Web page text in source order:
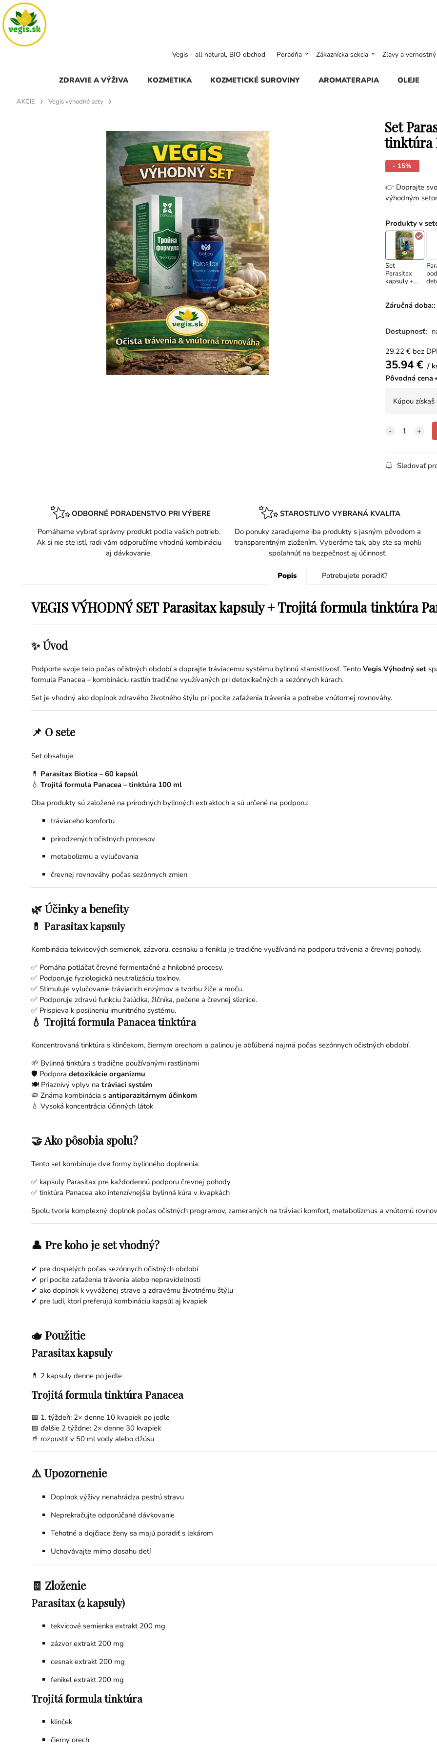
ZDRAVIE A VÝŽIVA KOZMETIKA KOZMETICKÉ SUROVINY AROMATERAPIA OLEJE
Vegis - all natural, BIO obchod Poradňa Zákaznícka sekcia Zľavy a
AKCIE Vegis výhodné sety
Set
tinktúra
- 15%
👉 Doprajte
výhodným
Produkty v
Set
Parasitax
kapsuly +
tinktúra
Záručná doba::
Dostupnosť:
29.22 € bez
35.94€
Pôvodná cena
Kúpou získaš
Sledovať
ODBORNÉ PORADENSTVO PRI VÝBERE
Pomáhame vybrať správny produkt podľa vašich potrieb.
Ak si nie ste istí, radi vám odporučíme vhodnú kombináciu
aj dávkovanie.
STAROSTLIVO VYBRANÁ KVALITA
Do ponuky zaraďujeme iba produkty s jasným pôvodom a
transparentným zložením. Vyberáme tak, aby ste sa mohli
spoľahnúť na bezpečnosť aj účinnosť.
Popis Potrebujete poradiť?
VEGIS VÝHODNÝ SET Parasitax kapsuly + Trojitá formula tinktúra
✨ Úvod
Podporte svoje telo počas očistných období a doprajte tráviacemu systému bylinnú starostlivosť. Tento Vegis Výhodný set
formula Panacea – kombináciu rastlín tradične využívaných pri detoxikačných a sezónnych kúrach.
Set je vhodný ako doplnok zdravého životného štýlu pri pocite zaťaženia trávenia a potrebe vnútornej rovnováhy.
📌 O sete
Set obsahuje:
💊 Parasitax Biotica – 60 kapsúl
💧 Trojitá formula Panacea – tinktúra 100 ml
Oba produkty sú založené na prírodných bylinných extraktoch a sú určené na podporu:
tráviaceho komfortu
prirodzených očistných procesov
metabolizmu a vylučovania
črevnej rovnováhy počas sezónnych zmien
🌿 Účinky a benefity
💊 Parasitax kapsuly
Kombinácia tekvicových semienok, zázvoru, cesnaku a feniklu je tradične využívaná na podporu trávenia a črevnej pohody.
✅ Pomáha potláčať črevné fermentačné a hnilobné procesy.
✅ Podporuje fyziologickú neutralizáciu toxínov.
✅ Stimuluje vylučovanie tráviacich enzýmov a tvorbu žlče a moču.
✅ Podporuje zdravú funkciu žalúdka, žlčníka, pečene a črevnej sliznice.
✅ Prispieva k posilneniu imunitného systému.
💧 Trojitá formula Panacea tinktúra
Koncentrovaná tinktúra s klinčekom, čiernym orechom a palinou je obľúbená najmä počas sezónnych očistných období.
🌱 Bylinná tinktúra s tradične používanými rastlinami
🛡️ Podpora detoxikácie organizmu
🍽️ Priaznivý vplyv na tráviaci systém
🦠 Známa kombinácia s antiparazitárnym účinkom
💧 Vysoká koncentrácia účinných látok
🤝 Ako pôsobia spolu?
Tento set kombinuje dve formy bylinného doplnenia:
✅ kapsuly Parasitax pre každodennú podporu črevnej pohody
✅ tinktúra Panacea ako intenzívnejšia bylinná kúra v kvapkách
Spolu tvoria komplexný doplnok počas očistných programov, zameraných na tráviaci komfort, metabolizmus a vnútornú
👤 Pre koho je set vhodný?
✔ pre dospelých počas sezónnych očistných období
✔ pri pocite zaťaženia trávenia alebo nepravidelnosti
✔ ako doplnok k vyváženej strave a zdravému životnému štýlu
✔ pre ľudí, ktorí preferujú kombináciu kapsúl aj kvapiek
🫖 Použitie
Parasitax kapsuly
💊 2 kapsuly denne po jedle
Trojitá formula tinktúra Panacea
📅 1. týždeň: 2× denne 10 kvapiek po jedle
📅 ďalšie 2 týždne: 2× denne 30 kvapiek
🥤 rozpustiť v 50 ml vody alebo džúsu
⚠️ Upozornenie
Doplnok výživy nenahrádza pestrú stravu
Neprekračujte odporúčané dávkovanie
Tehotné a dojčiace ženy sa majú poradiť s lekárom
Uchovávajte mimo dosahu detí
🧾 Zloženie
Parasitax (2 kapsuly)
tekvicové semienka extrakt 200 mg
zázvor extrakt 200 mg
cesnak extrakt 200 mg
fenikel extrakt 200 mg
Trojitá formula tinktúra
klinček
čierny orech